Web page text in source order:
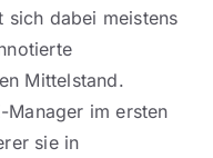
sich dabei meistens
Mittelstand.
Manager im ersten
sie in